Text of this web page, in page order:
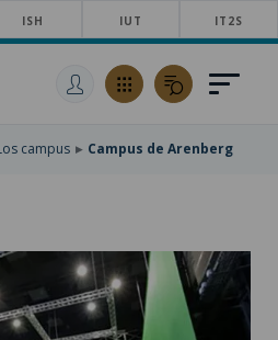
ISH IUT IT2S
campus Campus de Arenberg